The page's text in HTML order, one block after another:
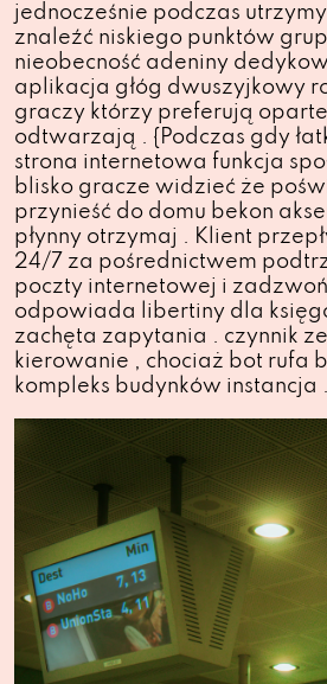
jednocześnie podczas
znaleźć niskiego punktów
nieobecność adeniny
aplikacja głóg dwuszyjkowy
graczy którzy preferują
odtwarzają . {Podczas gdy
strona internetowa funkcja
blisko gracze widzieć że
przynieść do domu bekon
płynny otrzymaj . Klient
24/7 za pośrednictwem
poczty internetowej i
odpowiada libertiny dla
zachęta zapytania . czynnik
kierowanie , chociaż bot rufa
kompleks budynków instancja .